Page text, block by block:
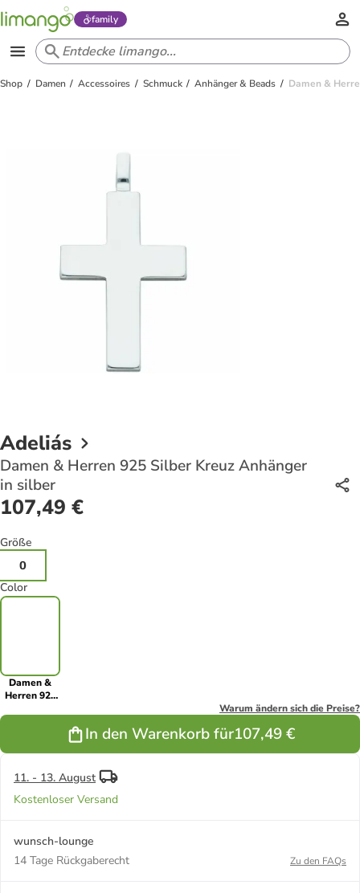
family
Shop Damen Accessoires Schmuck Anhänger & Beads Damen &
Adeliás
Damen & Herren 925 Silber Kreuz Anhänger
in silber
107,49 €
Größe
0
Color
Damen &
Herren 925
Warum ändern sich die Preise?
In den Warenkorb für107,49 €
11. - 13. August
Kostenloser Versand
wunsch-lounge
14 Tage Rückgaberecht
Zu den FAQs